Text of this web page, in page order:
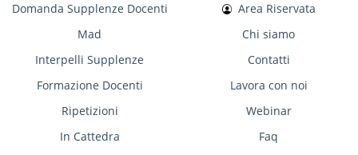
Domanda Supplenze Docenti
Mad
Interpelli Supplenze
Formazione Docenti
Ripetizioni
In Cattedra
Area Riservata
Chi siamo
Contatti
Lavora con noi
Webinar
Faq